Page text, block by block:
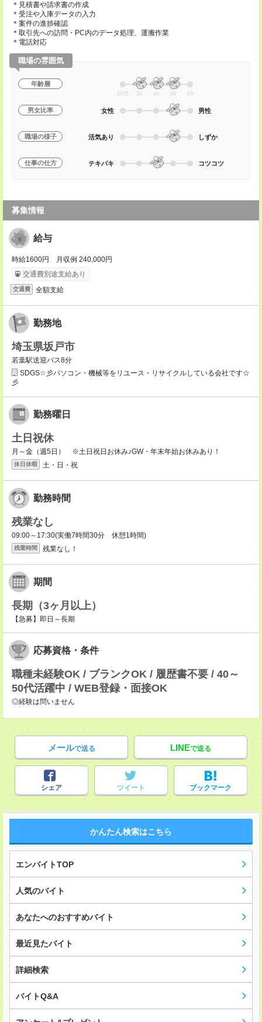
＊見積書や請求書の作成
＊受注や入庫データの入力
＊案件の進捗確認
＊取引先への訪問・PC内のデータ処理、運搬作業
＊電話対応
職場の雰囲気
年齢層
20代 30 40 50 60
男女比率 女性 男性
職場の様子 活気あり しずか
仕事の仕方 テキパキ コツコツ
募集情報
給与
時給1600円 月収例 240,000円
交通費別途支給あり
交通費 全額支給
勤務地
埼玉県坂戸市
若葉駅送迎バス8分
SDGS☆彡パソコン・機械等をリユース・リサイクルしている会社です☆
彡
勤務曜日
土日祝休
月～金（週5日） ※土日祝日お休み♪GW・年末年始お休みあり！
休日休暇 土・日・祝
勤務時間
残業なし
09:00～17:30(実働7時間30分 休憩1時間)
残業時間 残業なし！
期間
長期（3ヶ月以上）
【急募】即日～長期
応募資格・条件
職種未経験OK / ブランクOK / 履歴書不要 / 40～
50代活躍中 / WEB登録・面接OK
◎経験は問いません
メールで送る LINEで送る
シェア ツイート ブックマーク
かんたん検索はこちら
エンバイトTOP
人気のバイト
あなたへのおすすめバイト
最近見たバイト
詳細検索
バイトQ&A